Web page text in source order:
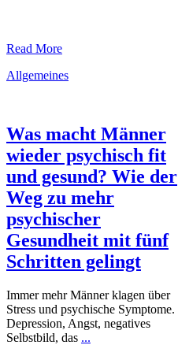
​Read More
Allgemeines
Was macht Männer
wieder psychisch fit
und gesund? Wie der
Weg zu mehr
psychischer
Gesundheit mit fünf
Schritten gelingt
Immer mehr Männer klagen über
Stress und psychische Symptome.
Depression, Angst, negatives
Selbstbild, das ...